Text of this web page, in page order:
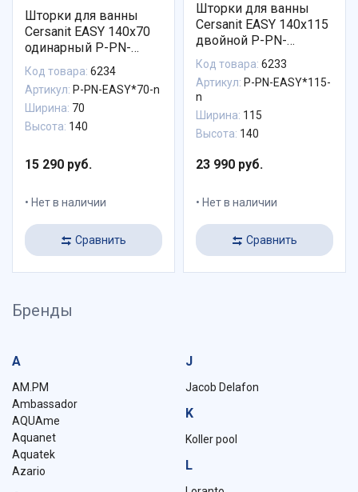
Шторки для ванны
Cersanit EASY 140x70
одинарный P-PN-
EASY*70-n
Код товара: 6234
Артикул: P-PN-EASY*70-n
Ширина: 70
Высота: 140
15 290 руб.
Нет в наличии
Сравнить
Шторки для ванны
Cersanit EASY 140x115
двойной P-PN-
EASY*115-n
Код товара: 6233
Артикул: P-PN-EASY*115-
n
Ширина: 115
Высота: 140
23 990 руб.
Нет в наличии
Сравнить
Бренды
A
AM.PM
Ambassador
AQUAme
Aquanet
Aquatek
Azario
J
Jacob Delafon
K
Koller pool
L